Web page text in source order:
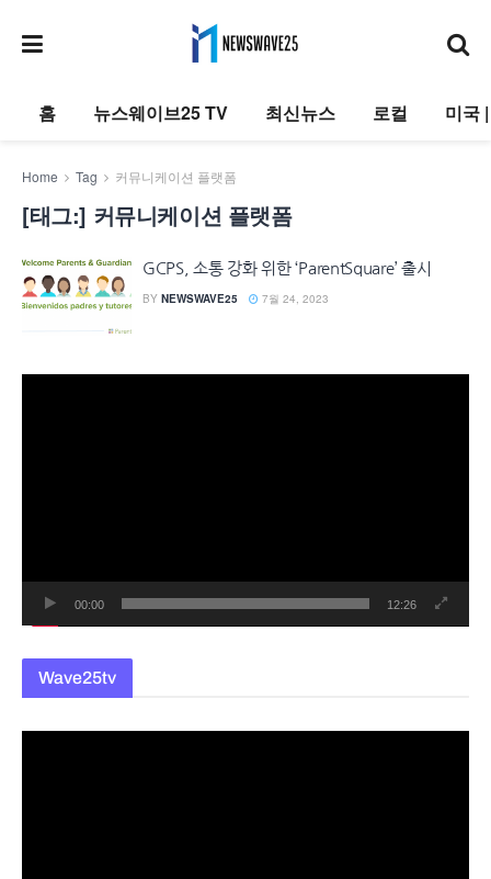
홈 뉴스웨이브25 TV 최신뉴스 로컬 미국
Home Tag 커뮤니케이션 플랫폼
[태그:] 커뮤니케이션 플랫폼
GCPS, 소통 강화 위한 ‘ParentSquare’ 출시
BY NEWSWAVE25 7월 24, 2023
00:00 12:26
Wave25tv